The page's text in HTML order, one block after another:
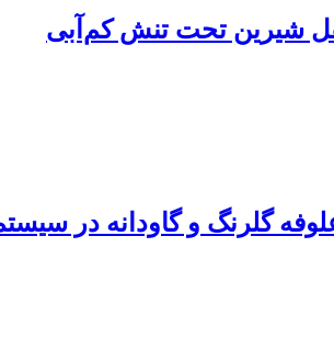
شیرین تحت تنش کم‌آبی
گلرنگ و گاودانه در